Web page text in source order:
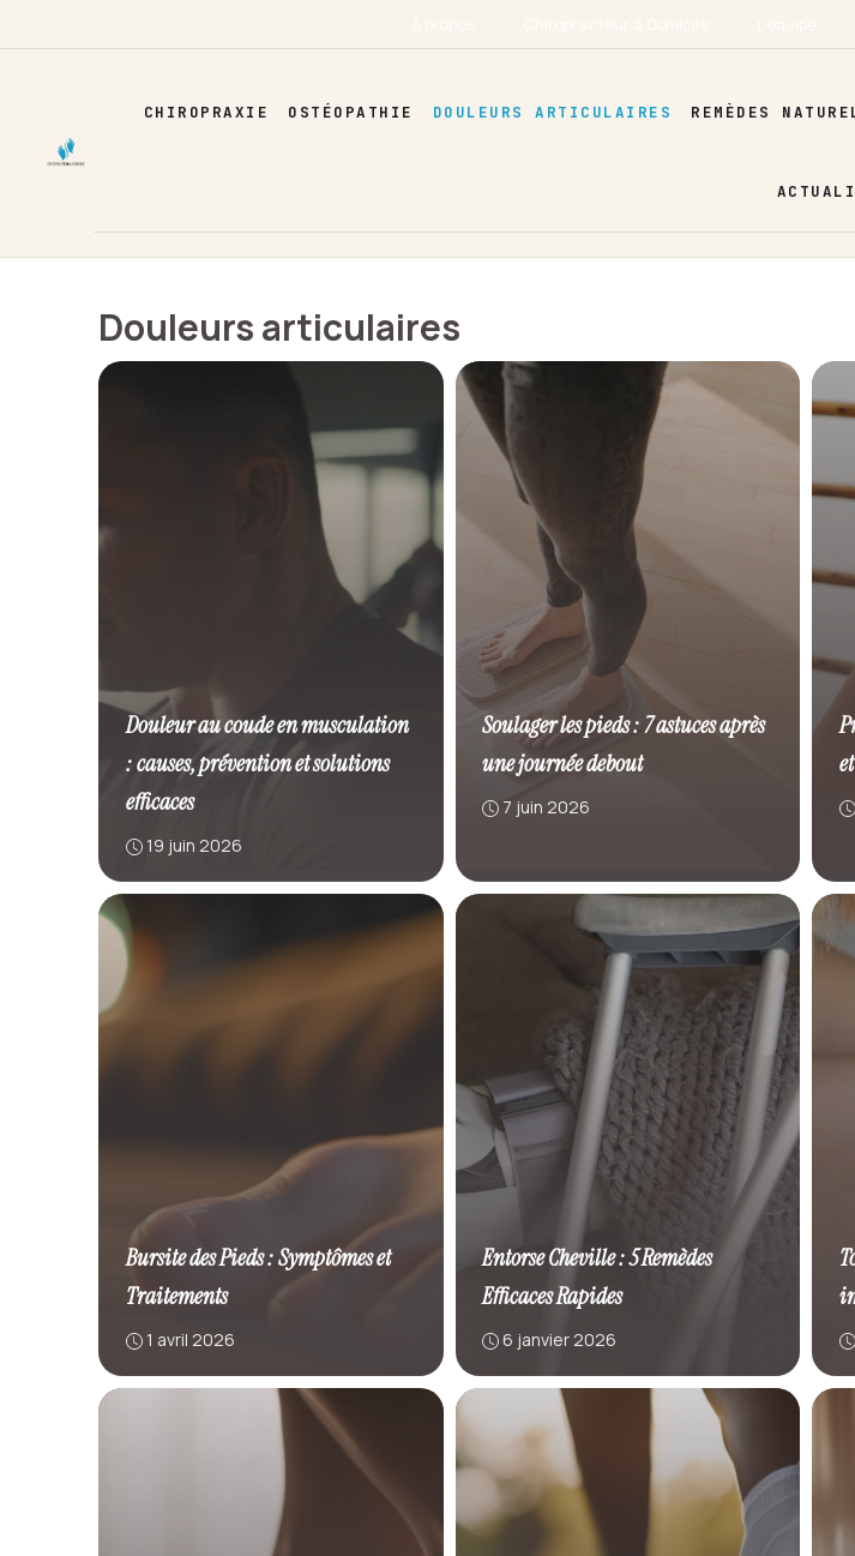
au
CHIROPRAXIE OSTÉOPATHIE DOULEURS ARTICULAIRES REMÈDES
Douleurs articulaires
Douleur au coude en musculation
: causes, prévention et solutions
efficaces
19 juin 2026
Soulager les pieds : 7 astuces après
une journée debout
7 juin 2026
Bursite des Pieds : Symptômes et
Traitements
1 avril 2026
Entorse Cheville : 5 Remèdes
Efficaces Rapides
6 janvier 2026